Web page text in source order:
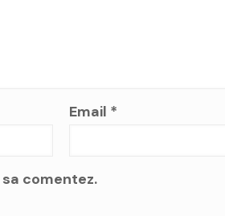
Email *
comentez.